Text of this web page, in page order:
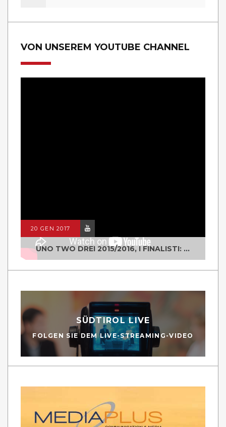
VON UNSEREM YOUTUBE CHANNEL
20 GEN 2017
UNO TWO DREI 2015/2016, I FINALISTI: CLASSE IV ALS ISTITUTO "DEGASPERI" BORGO VALSUGANA
SÜDTIROL LIVE
FOLGEN SIE DEM LIVE-STREAMING-VIDEO